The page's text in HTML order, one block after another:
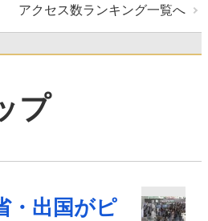
アクセス数ランキング一覧へ
プ
・出国がピ